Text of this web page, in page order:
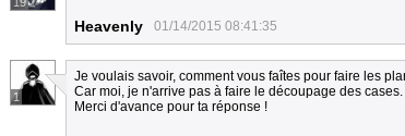
Heavenly 01/14/2015 08:41:35
1
Je voulais savoir, comment vous faîtes pour faire les
Car moi, je n'arrive pas à faire le découpage des cases.
Merci d'avance pour ta réponse !